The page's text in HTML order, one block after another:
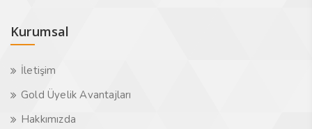
Kurumsal
İletişim
Gold Üyelik Avantajları
Hakkımızda